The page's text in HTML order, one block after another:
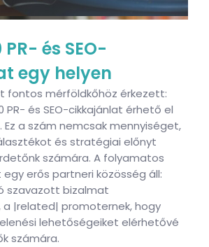
PR- és SEO-
egy helyen
fontos mérföldkőhöz érkezett:
PR- és SEO-cikkajánlat érhető el
Ez a szám nemcsak mennyiséget,
és stratégiai előnyt
számára. A folyamatos
erős partneri közösség áll:
szavazott bizalmat
a |related| promoternek, hogy
lehetőségeiket elérhetővé
számára.